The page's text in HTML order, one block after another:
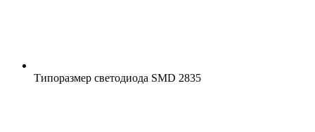
Типоразмер светодиода SMD 2835